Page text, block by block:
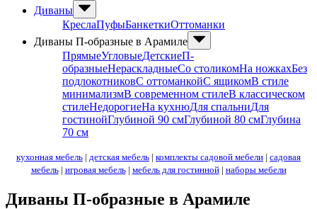
Диваны
КреслаПуфыБанкеткиОттоманки
Диваны П-образные в Арамиле
ПрямыеУгловыеДетскиеП-
образныеНераскладныеСо столикомНа ножкахБез
подлокотниковС оттоманкойС ящикомВ стиле
минимализмВ современном стилеВ классическом
стилеНедорогиеНа кухнюДля спальниДля
гостинойГлубиной 90 смГлубиной 80 смГлубина
70 см
кухонная мебель | детская мебель | комплекты садовой мебели | садовая
мебель| игровая мебель| мебель для гостинной| наборы мебели
Диваны П-образные в Арамиле